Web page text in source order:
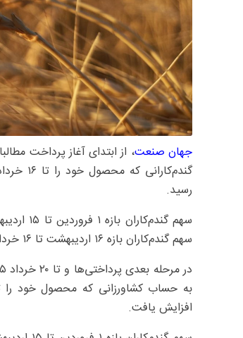
جهان صنعت
رسید.
سهم گندم‌کاران بازه ۱۶ اردیبهشت تا ۱۶ خرداد پرداخت علی‌الحساب به میزان ۲۰,۰۰۰ تومان به ازای هر کیلوگرم بوده است.
افزایش یافت.